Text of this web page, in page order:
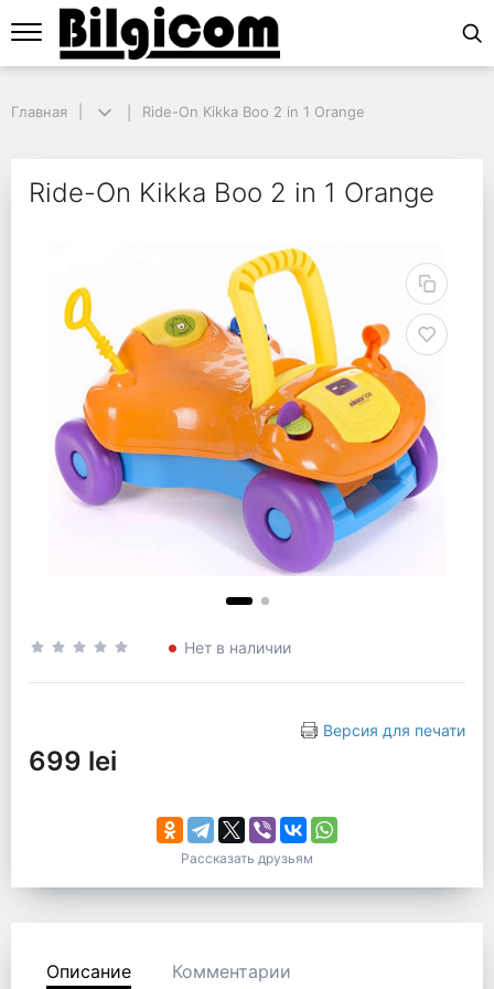
Ride-On Kikka Boo 2 in 1 Orange
Главная Ride-On Kikka Boo 2 in 1 Orange
Ride-On Kikka Boo 2 in 1 Orange
Нет в наличии
Версия для печати
699 lei
Рассказать друзьям
Описание Комментарии